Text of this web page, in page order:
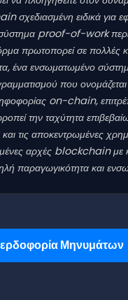
ειδικά για
proof-of-work
πρωτοπορεί σε πολλές
ένα ενσωματωμένο
που
on-chain,
την ταχύτητα
τις αποκεντρωμένες
αρχές blockchain με
παραγωγικότητα και
Μηνυμάτων